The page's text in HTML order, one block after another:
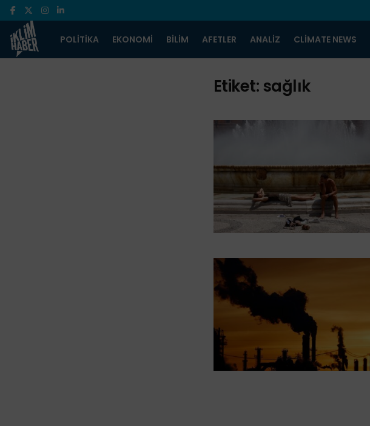
POLITIKA EKONOMI BILIM AFETLER ANALIZ CLIMATE NEWS
Etiket:sağlık